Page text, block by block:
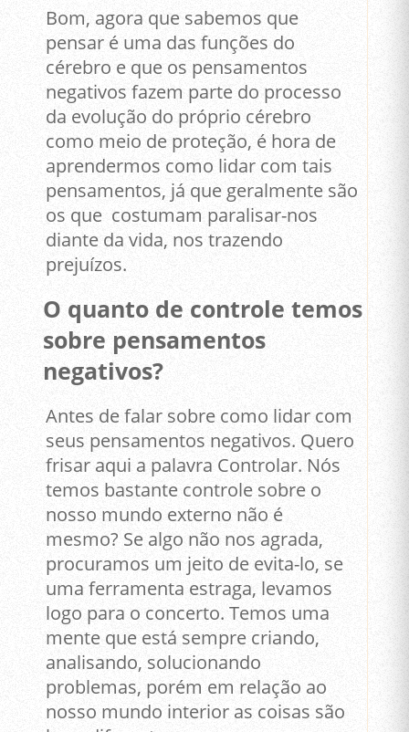
Bom, agora que sabemos que
pensar é uma das funções do
cérebro e que os pensamentos
negativos fazem parte do processo
da evolução do próprio cérebro
como meio de proteção, é hora de
aprendermos como lidar com tais
pensamentos, já que geralmente são
os que costumam paralisar-nos
diante da vida, nos trazendo
prejuízos.
O quanto de controle temos
sobre pensamentos
negativos?
Antes de falar sobre como lidar com
seus pensamentos negativos. Quero
frisar aqui a palavra Controlar. Nós
temos bastante controle sobre o
nosso mundo externo não é
mesmo? Se algo não nos agrada,
procuramos um jeito de evita-lo, se
uma ferramenta estraga, levamos
logo para o concerto. Temos uma
mente que está sempre criando,
analisando, solucionando
problemas, porém em relação ao
nosso mundo interior as coisas são